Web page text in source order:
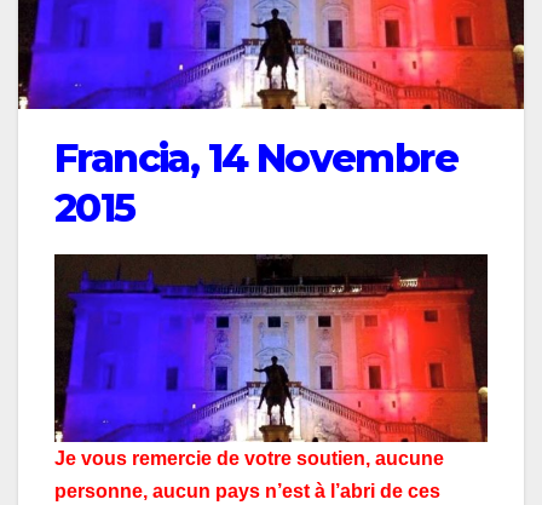
Francia, 14 Novembre
2015
Je vous remercie de votre soutien, aucune
personne, aucun pays n’est à l’abri de ces